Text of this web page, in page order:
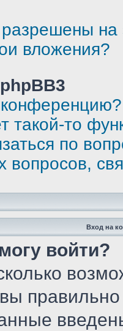
вложения?
конференцию?
такой-то
по
вопросов,
Вход на
войти?